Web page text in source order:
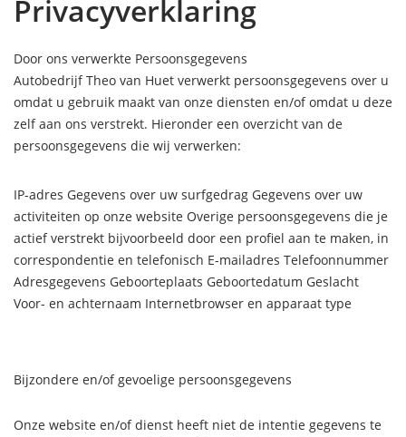
Privacyverklaring
Door ons verwerkte Persoonsgegevens
Autobedrijf Theo van Huet verwerkt persoonsgegevens over u
omdat u gebruik maakt van onze diensten en/of omdat u deze
zelf aan ons verstrekt. Hieronder een overzicht van de
persoonsgegevens die wij verwerken:
IP-adres Gegevens over uw surfgedrag Gegevens over uw
activiteiten op onze website Overige persoonsgegevens die je
actief verstrekt bijvoorbeeld door een profiel aan te maken, in
correspondentie en telefonisch E-mailadres Telefoonnummer
Adresgegevens Geboorteplaats Geboortedatum Geslacht
Voor- en achternaam Internetbrowser en apparaat type
Bijzondere en/of gevoelige persoonsgegevens
Onze website en/of dienst heeft niet de intentie gegevens te